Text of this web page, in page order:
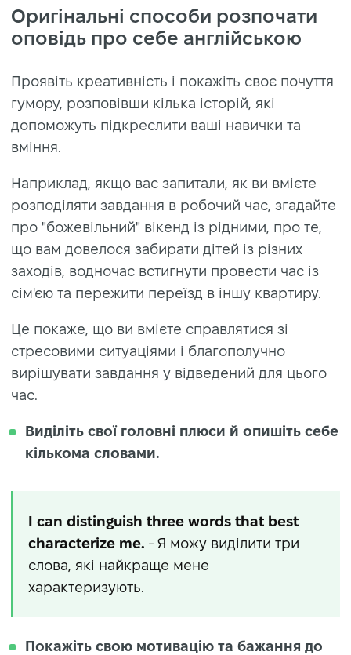
Оригінальні способи розпочати
оповідь про себе англійською
Проявіть креативність і покажіть своє почуття
гумору, розповівши кілька історій, які
допоможуть підкреслити ваші навички та
вміння.
Наприклад, якщо вас запитали, як ви вмієте
розподіляти завдання в робочий час, згадайте
про "божевільний" вікенд із рідними, про те,
що вам довелося забирати дітей із різних
заходів, водночас встигнути провести час із
сім'єю та пережити переїзд в іншу квартиру.
Це покаже, що ви вмієте справлятися зі
стресовими ситуаціями і благополучно
вирішувати завдання у відведений для цього
час.
Виділіть свої головні плюси й опишіть себе
кількома словами.
I can distinguish three words that best
characterize me. - Я можу виділити три
слова, які найкраще мене
характеризують.
Покажіть свою мотивацію та бажання до